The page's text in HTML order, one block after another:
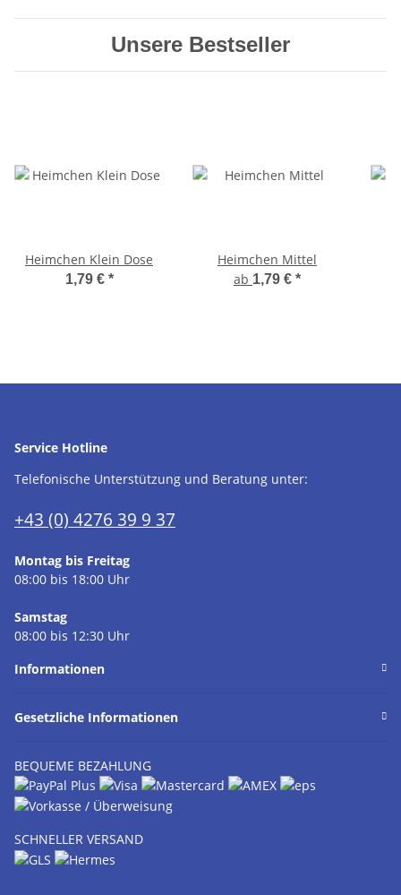
Unsere Bestseller
Heimchen Klein Dose
1,79 € *
Heimchen Mittel
ab 1,79 € *
Service Hotline
Telefonische Unterstützung und Beratung unter:
+43 (0) 4276 39 9 37
Montag bis Freitag
08:00 bis 18:00 Uhr
Samstag
08:00 bis 12:30 Uhr
Informationen
Gesetzliche Informationen
BEQUEME BEZAHLUNG
SCHNELLER VERSAND